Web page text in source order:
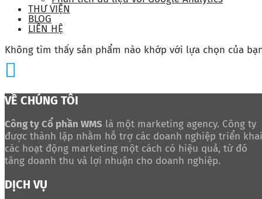
THƯ VIỆN
BLOG
LIÊN HỆ
Không tìm thấy sản phẩm nào khớp với lựa chọn của
VỀ CHÚNG TÔI
Công ty Cổ phần WMS là một marketing agency. Công ty
được thành lập nhằm hỗ trợ các doanh nghiệp triển khai
các hoạt động marketing một cách có hiệu quả, từ đó
tăng doanh thu và lợi nhuận cho doanh nghiệp.
DỊCH VỤ